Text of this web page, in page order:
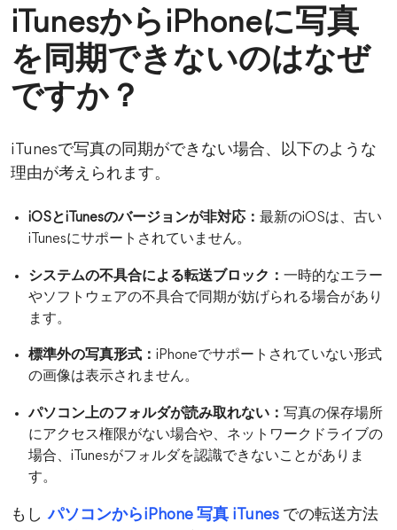
iTunesからiPhoneに写真
を同期できないのはなぜ
ですか？
iTunesで写真の同期ができない場合、以下のような
理由が考えられます。
iOSとiTunesのバージョンが非対応： 最新のiOSは、古い
iTunesにサポートされていません。
システムの不具合による転送ブロック： 一時的なエラー
やソフトウェアの不具合で同期が妨げられる場合があり
ます。
標準外の写真形式： iPhoneでサポートされていない形式
の画像は表示されません。
パソコン上のフォルダが読み取れない： 写真の保存場所
にアクセス権限がない場合や、ネットワークドライブの
場合、iTunesがフォルダを認識できないことがありま
す。
もし パソコンからiPhone 写真 iTunesでの転送方法